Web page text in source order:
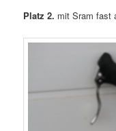
Platz 2. mit Sram fast